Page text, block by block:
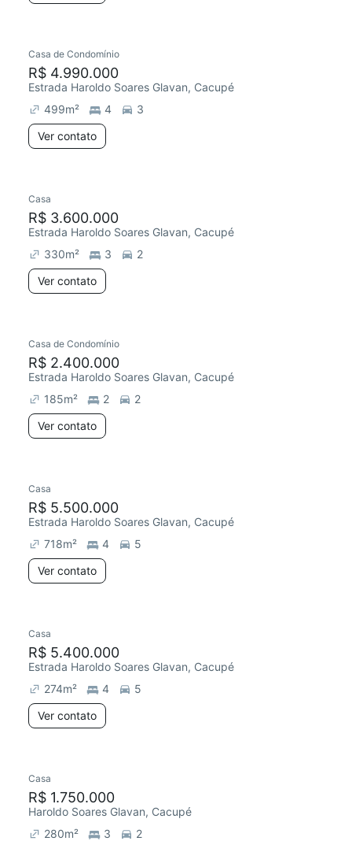
Casa de Condomínio
R$ 4.990.000
Estrada Haroldo Soares Glavan, Cacupé
499m² 4
3
Ver contato
Casa
R$ 3.600.000
Estrada Haroldo Soares Glavan, Cacupé
330m² 3
2
Ver contato
Casa de Condomínio
R$ 2.400.000
Estrada Haroldo Soares Glavan, Cacupé
185m² 2
2
Ver contato
Casa
R$ 5.500.000
Estrada Haroldo Soares Glavan, Cacupé
718m² 4
5
Ver contato
Casa
R$ 5.400.000
Estrada Haroldo Soares Glavan, Cacupé
274m² 4
5
Ver contato
Casa
R$ 1.750.000
Haroldo Soares Glavan, Cacupé
280m² 3
2